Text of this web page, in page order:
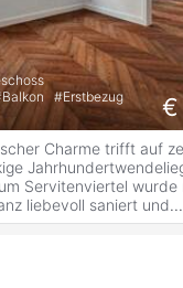
Balkon #Erstbezug
€
Charme trifft auf
Servitenviertel
liebevoll saniert und...